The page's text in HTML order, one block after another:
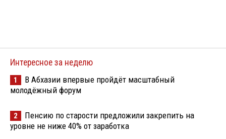
Интересное за неделю
1
В Абхазии впервые пройдёт масштабный
молодёжный форум
2
Пенсию по старости предложили закрепить на
уровне не ниже 40% от заработка